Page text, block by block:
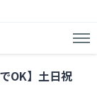
OK】土日祝